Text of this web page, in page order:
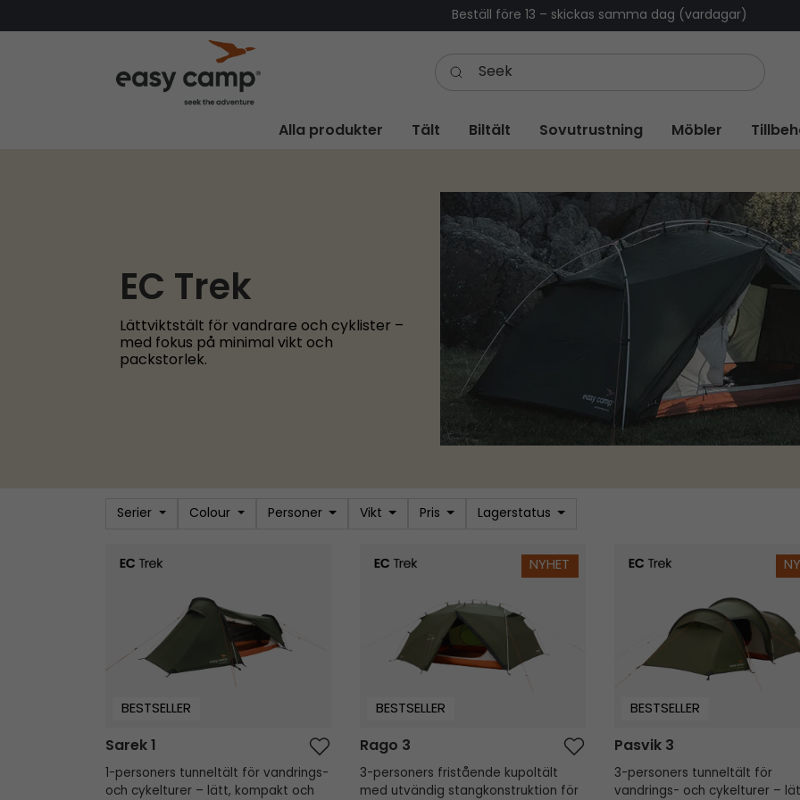
Beställ före 13 – skickas samma dag (vardagar)
Alla produkter Tält Biltält Sovutrustning Möbler
EC Trek
Lättviktstält för vandrare och cyklister –
med fokus på minimal vikt och
packstorlek.
Serier Colour Personer Vikt Pris Lagerstatus
BESTSELLER
Sarek 1
1-personers tunneltält för vandrings-
och cykelturer – lätt, kompakt och
NYHET
BESTSELLER
Rago 3
3-personers fristående kupoltält
med utvändig stangkonstruktion för
BESTSELLER
Pasvik 3
3-personers tunneltält för
vandrings- och cykelturer –